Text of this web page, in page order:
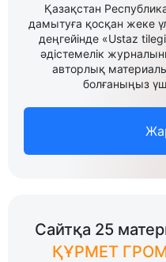
Қазақстан
дамытуға қосқан жеке
деңгейінде «Ustaz
әдістемелік
авторлық
болғаныңыз
Сайтқа 25
ҚҰРМЕТ